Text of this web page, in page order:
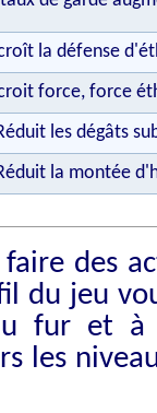
la défense
force, force
les dégâts
la montée
des
du jeu
fur et
les